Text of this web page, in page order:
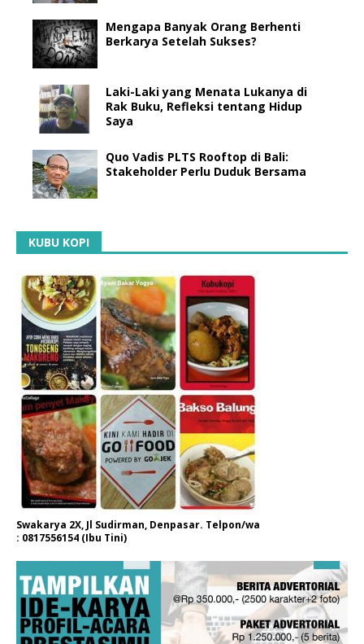
Mengapa Banyak Orang Berhenti
Berkarya Setelah Sukses?
Laki-Laki yang Menata Lukanya di
Rak Buku, Refleksi tentang Hidup
Saya
Quo Vadis PLTS Rooftop di Bali:
Stakeholder Perlu Duduk Bersama
KUBU KOPI
Swakarya 2X, Jl Sudirman, Denpasar. Telpon/wa
: 0817556154 (Ibu Tini)